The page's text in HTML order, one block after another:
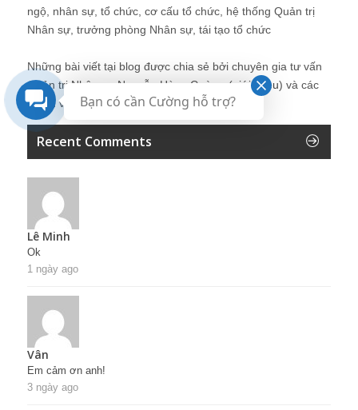
ngộ, nhân sự, tổ chức, cơ cấu tổ chức, hệ thống Quản trị
Nhân sự, trưởng phòng Nhân sự, tái tạo tổ chức
Những bài viết tại blog được chia sẻ bởi chuyên gia tư vấn
Quản trị Nhân sự Nguyễn Hùng Cường (giới thiệu) và các
thành viên khác trong cộng đồng Nhân sự.
Recent Comments
Lê Minh
Ok
1 ngày ago
Vân
Em cảm ơn anh!
3 ngày ago
Bạn có cần Cường hỗ trợ?